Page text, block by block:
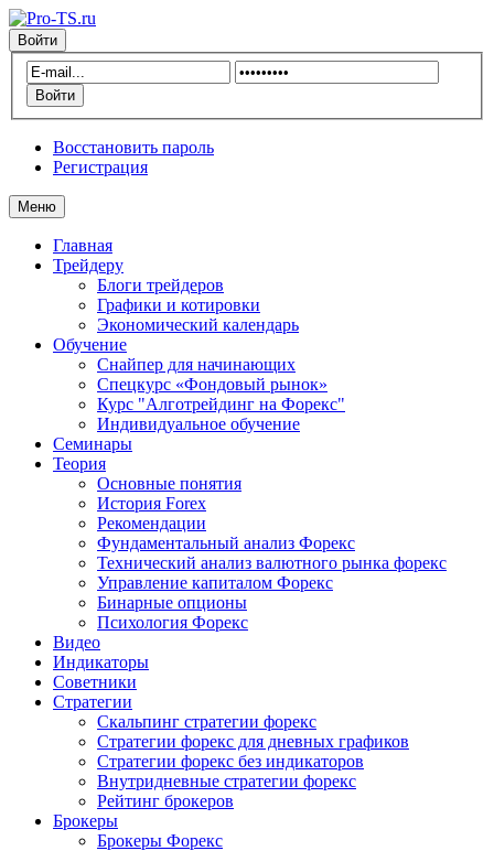
Войти
Восстановить пароль
Регистрация
Меню
Главная
Трейдеру
Блоги трейдеров
Графики и котировки
Экономический календарь
Обучение
Снайпер для начинающих
Спецкурс «Фондовый рынок»
Курс "Алготрейдинг на Форекс"
Индивидуальное обучение
Семинары
Теория
Основные понятия
История Forex
Рекомендации
Фундаментальный анализ Форекс
Технический анализ валютного рынка форекс
Управление капиталом Форекс
Бинарные опционы
Психология Форекс
Видео
Индикаторы
Советники
Стратегии
Скальпинг стратегии форекс
Стратегии форекс для дневных графиков
Стратегии форекс без индикаторов
Внутридневные стратегии форекс
Рейтинг брокеров
Брокеры
Брокеры Форекс